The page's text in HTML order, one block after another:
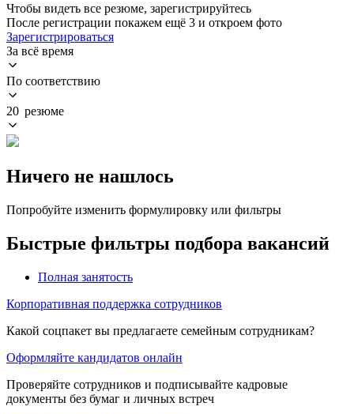
Чтобы видеть все резюме, зарегистрируйтесь
После регистрации покажем ещё 3 и откроем фото
Зарегистрироваться
За всё время
По соответствию
20 резюме
Ничего не нашлось
Попробуйте изменить формулировку или фильтры
Быстрые фильтры подбора вакансий
Полная занятость
Корпоративная поддержка сотрудников
Какой соцпакет вы предлагаете семейным сотрудникам?
Оформляйте кандидатов онлайн
Проверяйте сотрудников и подписывайте кадровые
документы без бумаг и личных встреч